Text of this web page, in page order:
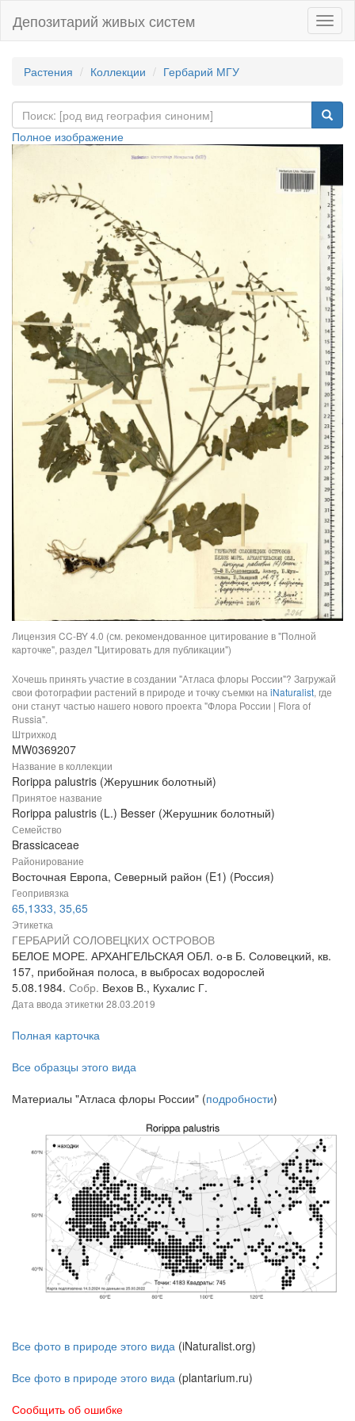
Депозитарий живых систем
Растения Коллекции Гербарий МГУ
Полное изображение
Лицензия CC-BY 4.0 (см. рекомендованное цитирование в "Полной
карточке", раздел "Цитировать для публикации")
Хочешь принять участие в создании "Атласа флоры России"? Загружай
свои фотографии растений в природе и точку съемки на iNaturalist, где
они станут частью нашего нового проекта "Флора России | Flora of
Russia".
Штрихкод
MW0369207
Название в коллекции
Rorippa palustris (Жерушник болотный)
Принятое название
Rorippa palustris (L.) Besser (Жерушник болотный)
Семейство
Brassicaceae
Районирование
Восточная Европа, Северный район (E1) (Россия)
Геопривязка
65,1333, 35,65
Этикетка
ГЕРБАРИЙ СОЛОВЕЦКИХ ОСТРОВОВ
БЕЛОЕ МОРЕ. АРХАНГЕЛЬСКАЯ ОБЛ. о-в Б. Соловецкий, кв.
157, прибойная полоса, в выбросах водорослей
5.08.1984. Собр. Вехов В., Кухалис Г.
Дата ввода этикетки 28.03.2019
Полная карточка
Все образцы этого вида
Материалы "Атласа флоры России" (подробности)
Все фото в природе этого вида (iNaturalist.org)
Все фото в природе этого вида (plantarium.ru)
Сообщить об ошибке